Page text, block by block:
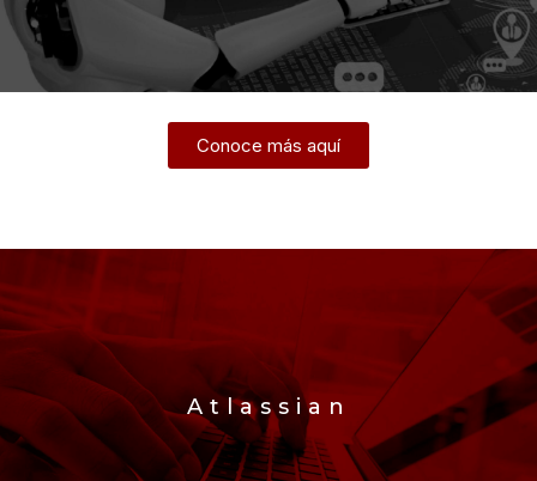
Conoce más aquí
Atlassian